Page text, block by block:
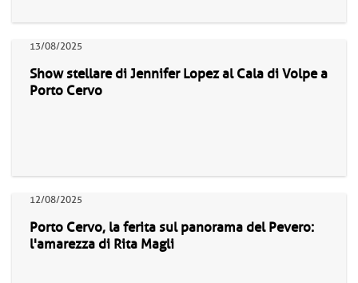
13/08/2025
Show stellare di Jennifer Lopez al Cala di Volpe a
Porto Cervo
12/08/2025
Porto Cervo, la ferita sul panorama del Pevero:
l'amarezza di Rita Magli